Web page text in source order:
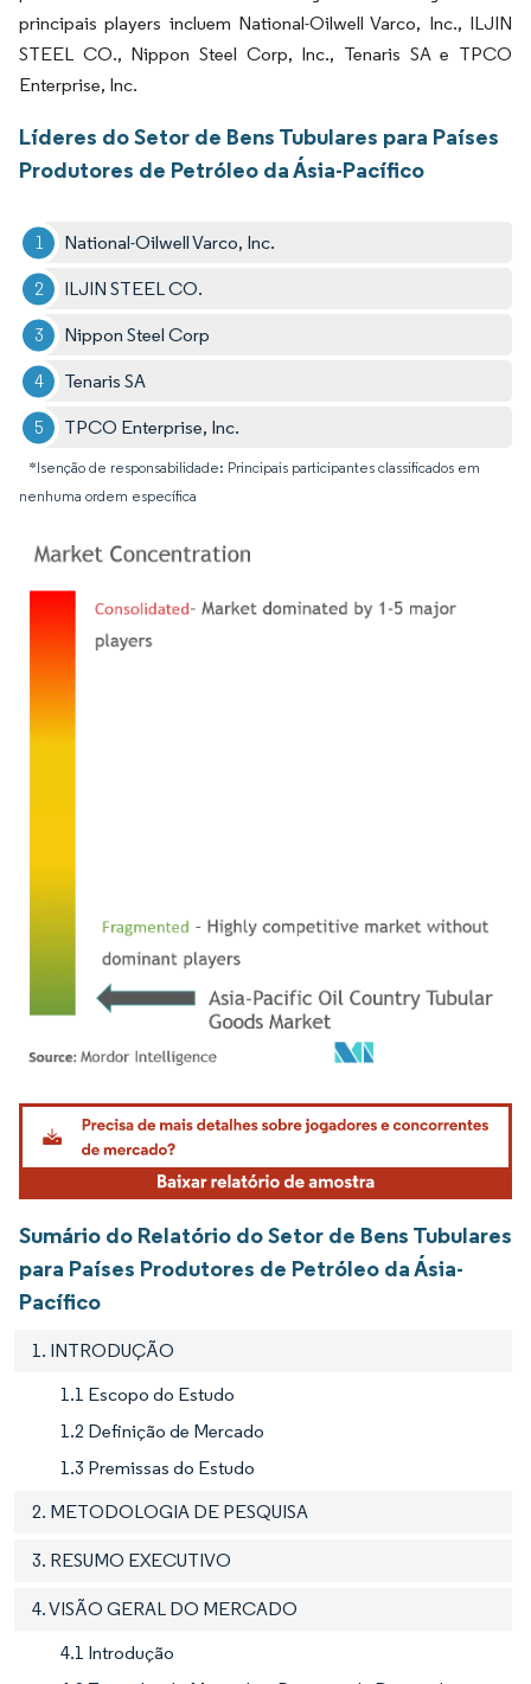
principais players incluem National-Oilwell Varco, Inc., ILJIN
STEEL CO., Nippon Steel Corp, Inc., Tenaris SA e TPCO
Enterprise, Inc.
Líderes do Setor de Bens Tubulares para Países
Produtores de Petróleo da Ásia-Pacífico
National-Oilwell Varco, Inc.
ILJIN STEEL CO.
Nippon Steel Corp
Tenaris SA
TPCO Enterprise, Inc.
*Isenção de responsabilidade: Principais participantes classificados em
nenhuma ordem específica
Imagem © Mordor Intelligence. O reuso requer atribuição conforme CC BY 4.0.
Sumário do Relatório do Setor de Bens Tubulares
para Países Produtores de Petróleo da Ásia-
Pacífico
1. INTRODUÇÃO
1.1 Escopo do Estudo
1.2 Definição de Mercado
1.3 Premissas do Estudo
2. METODOLOGIA DE PESQUISA
3. RESUMO EXECUTIVO
4. VISÃO GERAL DO MERCADO
4.1 Introdução